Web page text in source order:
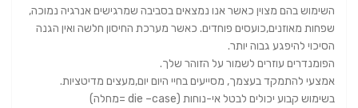
השימוש בהם מצוין כאשר אנו נמצאים בסביבה שמרגישים אנרגיה נמוכה,
שפחות מאוזנים,כועסים פוחדים. כאשר מערכת החיסון חלשה ואין הגנה
הסיכוי להיפגע גבוה יותר.
הפומנדרים עוזרים לשמור על הזוהר שלך.
אמצעי להתמקד בעצמך, מסייעים בחיי היום יום,מעצים מדיטציות.
בשימוש קבוע יכולים לבטל אי-נוחות (die –case =מחלה)